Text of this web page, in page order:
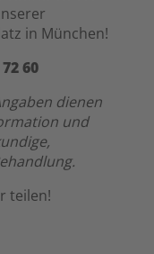
in München!
60
dienen
und
teilen!